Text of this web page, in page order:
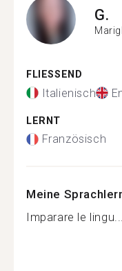
G.
FLIESSEND
Italienisch
LERNT
Französisch
Meine
Imparare le lingu...